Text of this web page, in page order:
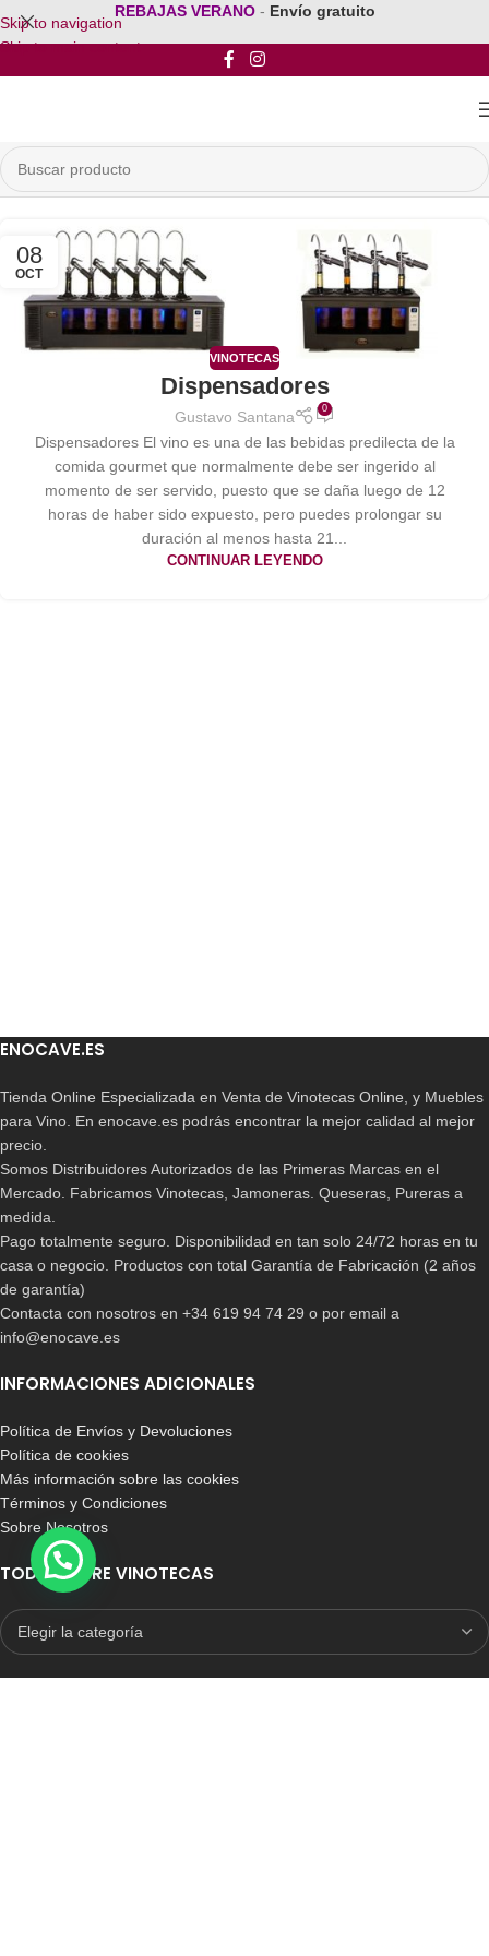
Skip to navigation
Skip to main content
REBAJAS VERANO - Envío gratuito
08
OCT
VINOTECAS
Dispensadores
Gustavo Santana 0
Dispensadores El vino es una de las bebidas predilecta de la
comida gourmet que normalmente debe ser ingerido al
momento de ser servido, puesto que se daña luego de 12
horas de haber sido expuesto, pero puedes prolongar su
duración al menos hasta 21...
CONTINUAR LEYENDO
ENOCAVE.ES
Tienda Online Especializada en Venta de Vinotecas Online, y Muebles
para Vino. En enocave.es podrás encontrar la mejor calidad al mejor
precio.
Somos Distribuidores Autorizados de las Primeras Marcas en el
Mercado. Fabricamos Vinotecas, Jamoneras. Queseras, Pureras a
medida.
Pago totalmente seguro. Disponibilidad en tan solo 24/72 horas en tu
casa o negocio. Productos con total Garantía de Fabricación (2 años
de garantía)
Contacta con nosotros en +34 619 94 74 29 o por email a
info@enocave.es
INFORMACIONES ADICIONALES
Política de Envíos y Devoluciones
Política de cookies
Más información sobre las cookies
Términos y Condiciones
Sobre Nosotros
TODO SOBRE VINOTECAS